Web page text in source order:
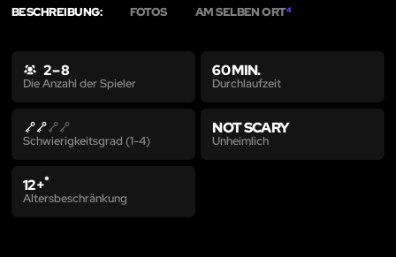
BESCHREIBUNG: FOTOS AM SELBEN ORT4
2 – 8
Die Anzahl der Spieler
60 MIN.
Durchlaufzeit
Schwierigkeitsgrad (1-4)
NOT SCARY
Unheimlich
12+*
Altersbeschränkung